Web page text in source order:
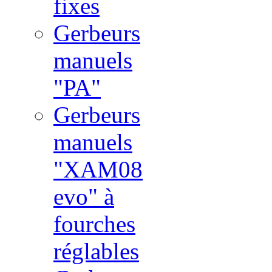
fixes
Gerbeurs
manuels
"PA"
Gerbeurs
manuels
"XAM08
evo" à
fourches
réglables